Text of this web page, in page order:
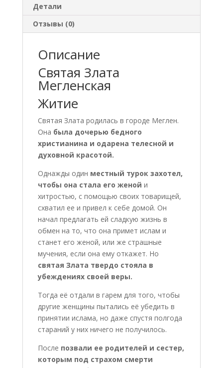
Детали
Отзывы (0)
Описание
Святая Злата
Мегленская
Житие
Святая Злата родилась в городе Меглен.
Она была дочерью бедного
христианина и одарена телесной и
духовной красотой.
Однажды один местный турок захотел,
чтобы она стала его женой и
хитростью, с помощью своих товарищей,
схватил ее и привел к себе домой. Он
начал предлагать ей сладкую жизнь в
обмен на то, что она примет ислам и
станет его женой, или же страшные
мучения, если она ему откажет. Но
святая Злата твердо стояла в
убеждениях своей веры.
Тогда её отдали в гарем для того, чтобы
другие женщины пытались её убедить в
принятии ислама, но даже спустя полгода
стараний у них ничего не получилось.
После позвали ее родителей и сестер,
которым под страхом смерти